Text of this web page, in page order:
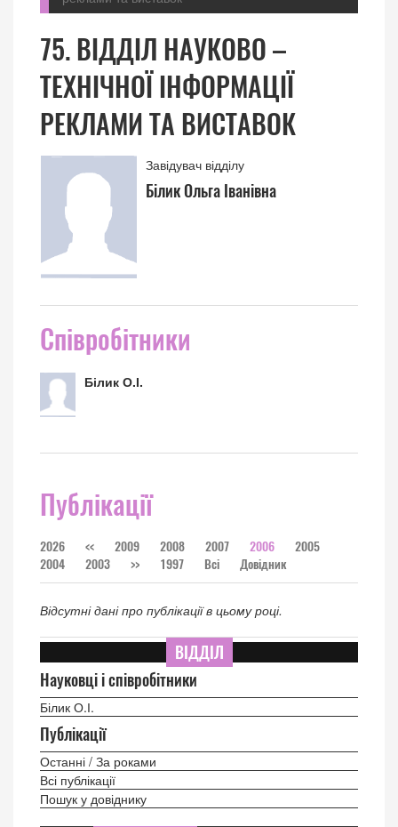
75. ВІДДІЛ НАУКОВО –
ТЕХНІЧНОЇ ІНФОРМАЦІЇ
РЕКЛАМИ ТА ВИСТАВОК
Завідувач відділу
Білик Ольга Іванівна
Співробітники
Білик О.І.
Публікації
2026 << 2009 2008 2007 2006
2005
2004
2003 >> 1997 Всі Довідник
Відсутні дані про публікації в цьому році.
ВІДДІЛ
Науковці і співробітники
Білик О.І.
Публікації
Останні / За роками
Всі публікації
Пошук у довіднику